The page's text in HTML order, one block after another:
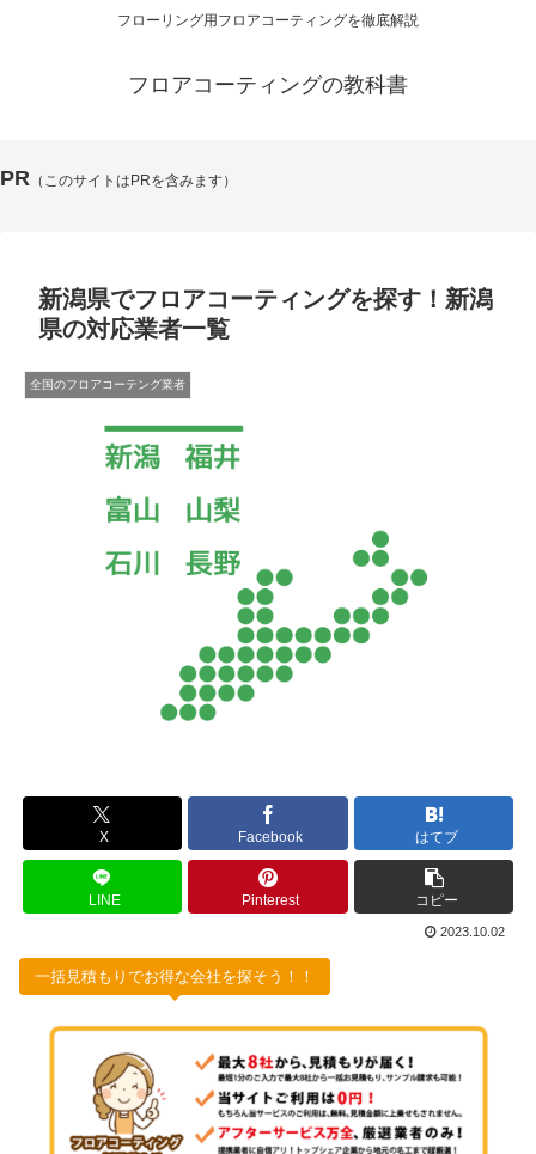
フローリング用フロアコーティングを徹底解説
フロアコーティングの教科書
PR （このサイトはPRを含みます）
新潟県でフロアコーティングを探す！新潟
県の対応業者一覧
全国のフロアコーテング業者
X Facebook はてブ
LINE Pinterest コピー
2023.10.02
一括見積もりでお得な会社を探そう！！